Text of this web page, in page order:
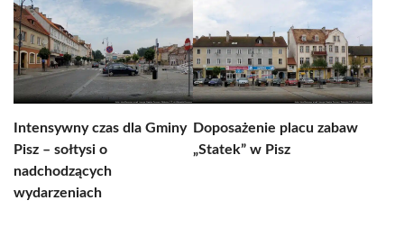
Intensywny czas dla Gminy
Pisz – sołtysi o
nadchodzących
wydarzeniach
Doposażenie placu zabaw
„Statek” w Pisz